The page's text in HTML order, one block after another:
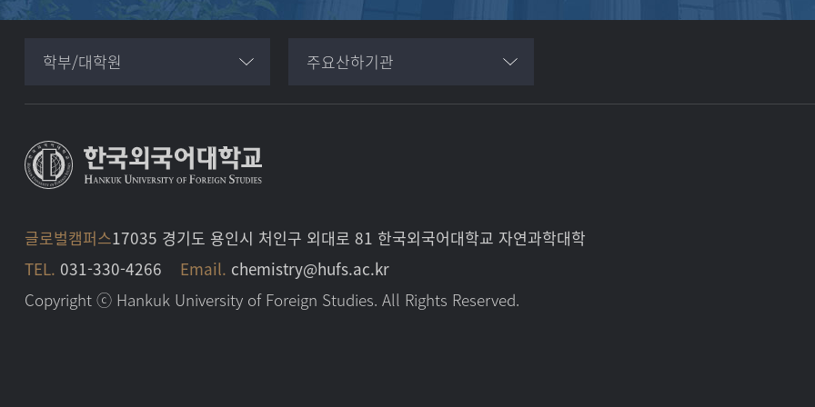
학부/대학원 주요산하기관
글로벌캠퍼스17035 경기도 용인시 처인구 외대로 81 한국외국어대학교 자연과학대학
TEL. 031-330-4266 Email. chemistry@hufs.ac.kr
Copyright ⓒ Hankuk University of Foreign Studies. All Rights Reserved.